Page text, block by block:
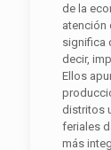
de la
atención
significa
decir,
Ellos
distritos
feriales
más